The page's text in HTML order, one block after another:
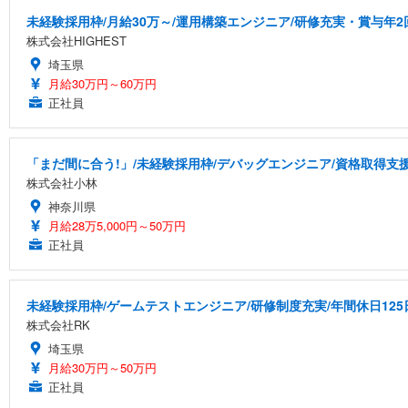
未経験採用枠/月給30万～/運用構築エンジニア/研修充実・賞与年2
株式会社HIGHEST
埼玉県
月給30万円～60万円
正社員
「まだ間に合う!」/未経験採用枠/デバッグエンジニア/資格取得支
株式会社小林
神奈川県
月給28万5,000円～50万円
正社員
未経験採用枠/ゲームテストエンジニア/研修制度充実/年間休日125
株式会社RK
埼玉県
月給30万円～50万円
正社員